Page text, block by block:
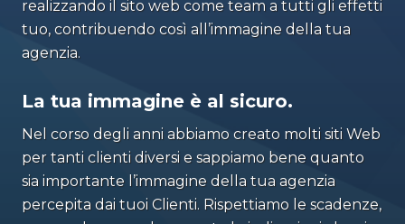
realizzando il sito web come team a tutti gli effetti
tuo, contribuendo così all’immagine della tua
agenzia.
La tua immagine è al sicuro.
Nel corso degli anni abbiamo creato molti siti Web
per tanti clienti diversi e sappiamo bene quanto
sia importante l’immagine della tua agenzia
percepita dai tuoi Clienti. Rispettiamo le scadenze,